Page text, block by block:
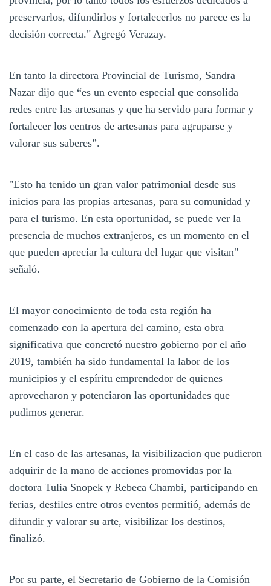
preservarlos, difundirlos y fortalecerlos no parece es la
decisión correcta." Agregó Verazay.
En tanto la directora Provincial de Turismo, Sandra
Nazar dijo que “es un evento especial que consolida
redes entre las artesanas y que ha servido para formar y
fortalecer los centros de artesanas para agruparse y
valorar sus saberes”.
"Esto ha tenido un gran valor patrimonial desde sus
inicios para las propias artesanas, para su comunidad y
para el turismo. En esta oportunidad, se puede ver la
presencia de muchos extranjeros, es un momento en el
que pueden apreciar la cultura del lugar que visitan"
señaló.
El mayor conocimiento de toda esta región ha
comenzado con la apertura del camino, esta obra
significativa que concretó nuestro gobierno por el año
2019, también ha sido fundamental la labor de los
municipios y el espíritu emprendedor de quienes
aprovecharon y potenciaron las oportunidades que
pudimos generar.
En el caso de las artesanas, la visibilizacion que pudieron
adquirir de la mano de acciones promovidas por la
doctora Tulia Snopek y Rebeca Chambi, participando en
ferias, desfiles entre otros eventos permitió, además de
difundir y valorar su arte, visibilizar los destinos,
finalizó.
Por su parte, el Secretario de Gobierno de la Comisión